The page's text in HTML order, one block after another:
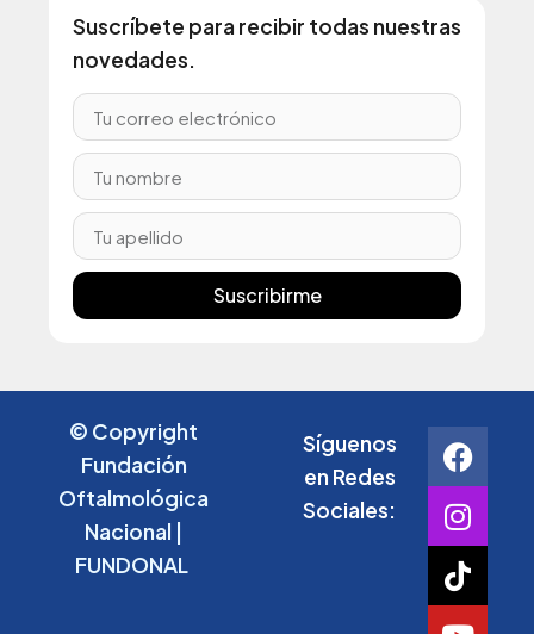
Suscríbete para recibir todas nuestras
novedades.
Suscribirme
© Copyright
Fundación
Oftalmológica
Nacional |
FUNDONAL
Síguenos
en Redes
Sociales: